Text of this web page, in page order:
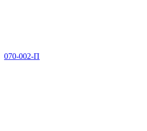
070-002-П